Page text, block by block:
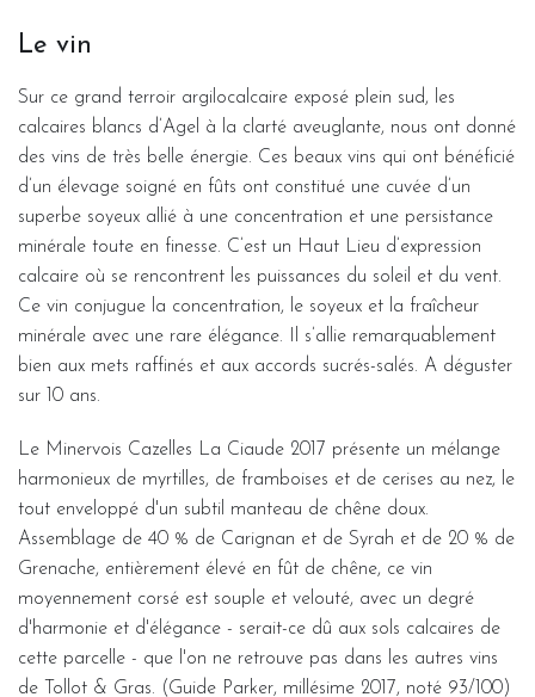
Le vin
Sur ce grand terroir argilocalcaire exposé plein sud, les
calcaires blancs d’Agel à la clarté aveuglante, nous ont donné
des vins de très belle énergie. Ces beaux vins qui ont bénéficié
d’un élevage soigné en fûts ont constitué une cuvée d’un
superbe soyeux allié à une concentration et une persistance
minérale toute en finesse. C’est un Haut Lieu d’expression
calcaire où se rencontrent les puissances du soleil et du vent.
Ce vin conjugue la concentration, le soyeux et la fraîcheur
minérale avec une rare élégance. Il s’allie remarquablement
bien aux mets raffinés et aux accords sucrés-salés. A déguster
sur 10 ans.
Le Minervois Cazelles La Ciaude 2017 présente un mélange
harmonieux de myrtilles, de framboises et de cerises au nez, le
tout enveloppé d'un subtil manteau de chêne doux.
Assemblage de 40 % de Carignan et de Syrah et de 20 % de
Grenache, entièrement élevé en fût de chêne, ce vin
moyennement corsé est souple et velouté, avec un degré
d'harmonie et d'élégance - serait-ce dû aux sols calcaires de
cette parcelle - que l'on ne retrouve pas dans les autres vins
de Tollot & Gras. (Guide Parker, millésime 2017, noté 93/100)